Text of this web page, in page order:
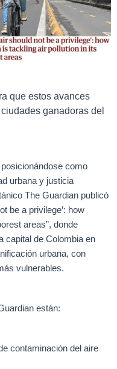
que estos avances
ganadoras del
como
urbana y justicia
The Guardian publicó
be a privilege’: how
areas”, donde
capital de Colombia en
urbana, con
vulnerables.
están:
contaminación del aire